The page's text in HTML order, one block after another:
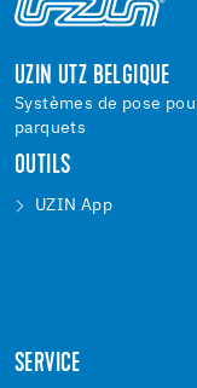
UZIN UTZ BELGIQUE
Systèmes de pose
parquets
OUTILS
UZIN App
SERVICE